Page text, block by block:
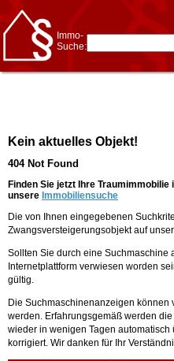
Immo-
Suche:
* Suche verfeinern durch
Kombinieren
Frankfurt/Oder
am Main
Immobiliensuche
nach Kreis
nach Amtsgericht
Kein aktuelles Objekt!
404 Not Found
Finden Sie jetzt Ihre
unsere Immobiliensuche
Die von Ihnen eingegebenen
Zwangsversteigerungsobjekt auf
Sollten Sie durch eine Suchmaschine
Internetplattform verwiesen worden
gültig.
Die Suchmaschinenanzeigen können
werden. Erfahrungsgemäß werden
wieder in wenigen Tagen
korrigiert. Wir danken für Ihr